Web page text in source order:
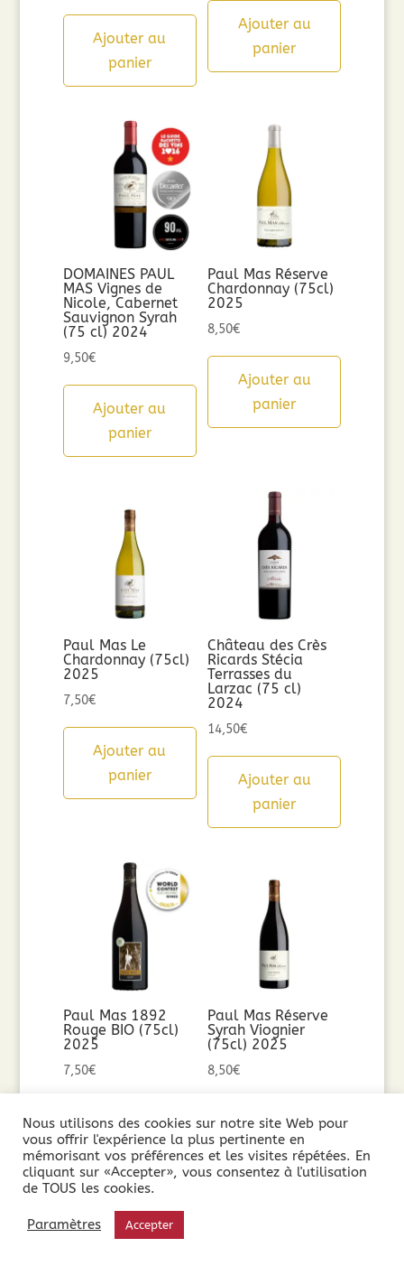
Ajouter au
panier
Ajouter au
panier
DOMAINES PAUL
MAS Vignes de
Nicole, Cabernet
Sauvignon Syrah
(75 cl) 2024
9,50€
Ajouter au
panier
Paul Mas Réserve
Chardonnay (75cl)
2025
8,50€
Ajouter au
panier
Paul Mas Le
Chardonnay (75cl)
2025
7,50€
Ajouter au
panier
Château des Crès
Ricards Stécia
Terrasses du
Larzac (75 cl)
2024
14,50€
Ajouter au
panier
Paul Mas 1892
Rouge BIO (75cl)
2025
7,50€
Ajouter au
panier
Paul Mas Réserve
Syrah Viognier
(75cl) 2025
8,50€
Ajouter au
panier
Nous utilisons des cookies sur notre site Web pour
vous offrir l'expérience la plus pertinente en
mémorisant vos préférences et les visites répétées. En
cliquant sur «Accepter», vous consentez à l'utilisation
de TOUS les cookies.
Paramètres Accepter